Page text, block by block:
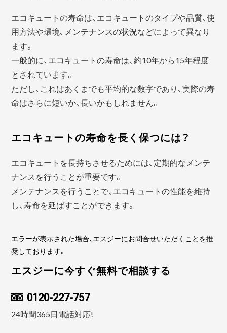
エコキュートの寿命は、エコキュートのタイプや品質、使
用方法や環境、メンテナンスの状況などによって異なり
ます。
一般的に、エコキュートの寿命は、約10年から15年程度
とされています。
ただし、これはあくまでも平均的な数字であり、実際の寿
命はさらに短いか、長いかもしれません。
エコキュートの寿命を長く保つには？
エコキュートを長持ちさせるためには、定期的なメンテ
ナンスを行うことが重要です。
メンテナンスを行うことで、エコキュートの性能を維持
し、寿命を延ばすことができます。
エラーが表示された場合、エスジーにお問合せいただくことを推
奨しております。
エスジーに今すぐ無料で相談する
0120-227-757
24時間365日電話対応!